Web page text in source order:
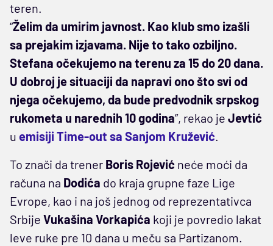
teren.
“Želim da umirim javnost. Kao klub smo izašli
sa prejakim izjavama. Nije to tako ozbiljno.
Stefana očekujemo na terenu za 15 do 20 dana.
U dobroj je situaciji da napravi ono što svi od
njega očekujemo, da bude predvodnik srpskog
rukometa u narednih 10 godina”, rekao je Jevtić
u emisiji Time-out sa Sanjom Kružević.
To znači da trener Boris Rojević neće moći da
računa na Dodića do kraja grupne faze Lige
Evrope, kao i na još jednog od reprezentativca
Srbije Vukašina Vorkapića koji je povredio lakat
leve ruke pre 10 dana u meču sa Partizanom.